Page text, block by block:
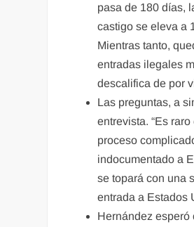
pasa de 180 días,
castigo se eleva a
Mientras tanto,
entradas ilegales
descalifica de por
Las preguntas, a
entrevista. “Es
proceso
indocumentado a
se topará con una
entrada a Estados
Hernández esperó